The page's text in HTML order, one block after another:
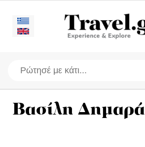
Βασίλη Δημαρά